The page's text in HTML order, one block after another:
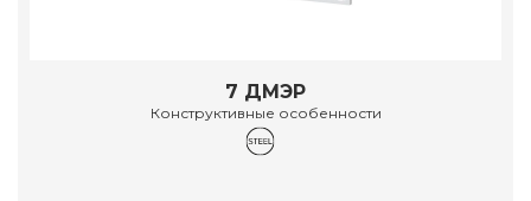
7 ДМЭР
Конструктивные особенности